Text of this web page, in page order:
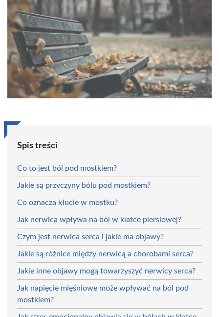
Spis treści
Co to jest ból pod mostkiem?
Jakie są przyczyny bólu pod mostkiem?
Co oznacza kłucie w mostku?
Jak nerwica wpływa na ból w klatce piersiowej?
Czym jest nerwica serca i jakie ma objawy?
Jakie są różnice między nerwicą a chorobami serca?
Jakie inne objawy mogą towarzyszyć nerwicy serca?
Jak napięcie mięśniowe może wpływać na ból pod
mostkiem?